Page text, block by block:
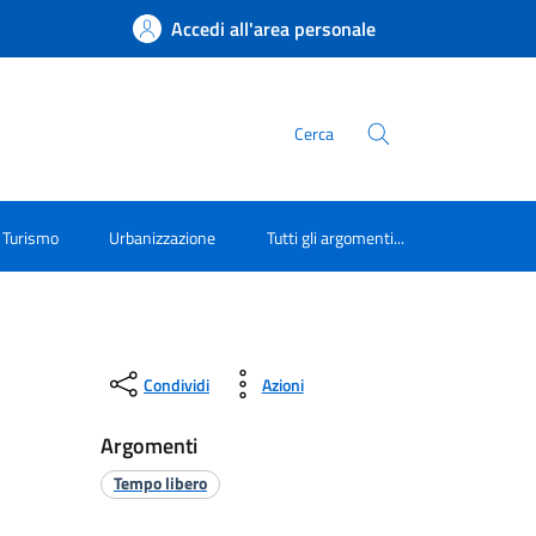
Accedi all'area personale
Cerca
Turismo Urbanizzazione Tutti gli argomenti...
Condividi Azioni
Argomenti
Tempo libero